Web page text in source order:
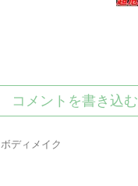
コメントを書き込む
ボディメイク